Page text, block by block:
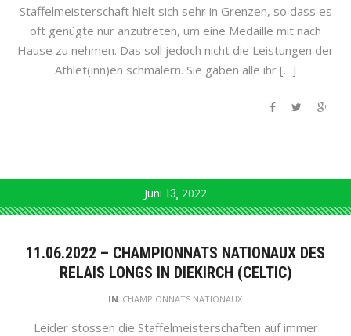
Staffelmeisterschaft hielt sich sehr in Grenzen, so dass es
oft genügte nur anzutreten, um eine Medaille mit nach
Hause zu nehmen. Das soll jedoch nicht die Leistungen der
Athlet(inn)en schmälern. Sie gaben alle ihr […]
Juni 13 2022
11.06.2022 – CHAMPIONNATS NATIONAUX DES
RELAIS LONGS IN DIEKIRCH (CELTIC)
IN CHAMPIONNATS NATIONAUX
Leider stossen die Staffelmeisterschaften auf immer